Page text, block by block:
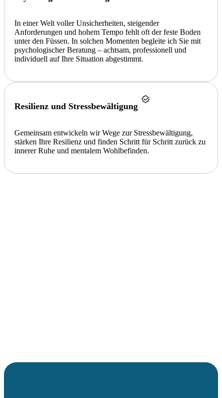
In einer Welt voller Unsicherheiten, steigender
Anforderungen und hohem Tempo fehlt oft der feste Boden
unter den Füssen. In solchen Momenten begleite ich Sie mit
psychologischer Beratung – achtsam, professionell und
individuell auf Ihre Situation abgestimmt.
Resilienz und Stressbewältigung
Gemeinsam entwickeln wir Wege zur Stressbewältigung,
stärken Ihre Resilienz und finden Schritt für Schritt zurück zu
innerer Ruhe und mentalem Wohlbefinden.